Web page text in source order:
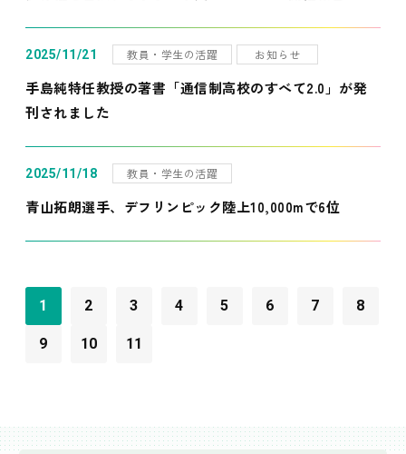
2025/11/21 教員・学生の活躍 お知らせ
手島純特任教授の著書「通信制高校のすべて2.0」が発
刊されました
2025/11/18 教員・学生の活躍
青山拓朗選手、デフリンピック陸上10,000mで6位
1 2 3 4 5 6 7 8
9 10 11